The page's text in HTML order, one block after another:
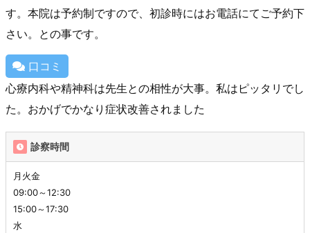
す。本院は予約制ですので、初診時にはお電話にてご予約下
さい。との事です。
口コミ
心療内科や精神科は先生との相性が大事。私はピッタリでし
た。おかげでかなり症状改善されました
診察時間
月火金
09:00～12:30
15:00～17:30
水